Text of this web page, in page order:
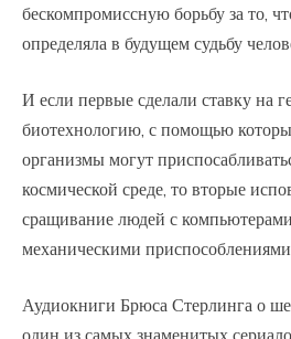
бескомпромиссную борьбу за то,
определяла в будущем судьбу
И если первые сделали ставку на
биотехнологию, с помощью
организмы могут
космической среде, то вторые
сращивание людей с
механическими приспособлениями.
Аудиокниги Брюса Стерлинга о
один из самых знаменитых